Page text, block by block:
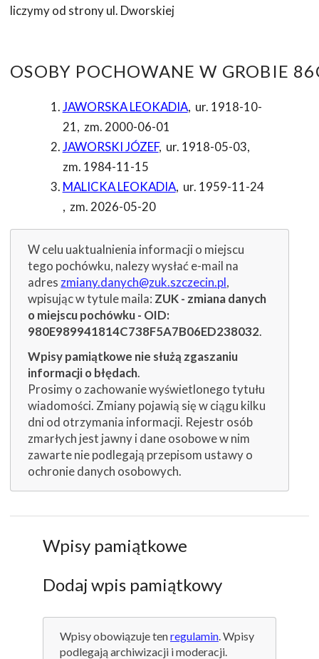
liczymy od strony ul. Dworskiej
OSOBY POCHOWANE W GROBIE
JAWORSKA LEOKADIA, ur. 1918-10-
21, zm. 2000-06-01
JAWORSKI JÓZEF, ur. 1918-05-03,
zm. 1984-11-15
MALICKA LEOKADIA, ur. 1959-11-24
, zm. 2026-05-20
W celu uaktualnienia informacji o miejscu
tego pochówku, nalezy wysłać e-mail na
adres zmiany.danych@zuk.szczecin.pl,
wpisując w tytule maila: ZUK - zmiana danych
o miejscu pochówku - OID:
980E989941814C738F5A7B06ED238032.
Wpisy pamiątkowe nie służą zgaszaniu
informacji o błędach.
Prosimy o zachowanie wyświetlonego tytułu
wiadomości. Zmiany pojawią się w ciągu kilku
dni od otrzymania informacji. Rejestr osób
zmarłych jest jawny i dane osobowe w nim
zawarte nie podlegają przepisom ustawy o
ochronie danych osobowych.
Wpisy pamiątkowe
Dodaj wpis pamiątkowy
Wpisy obowiązuje tenregulamin. Wpisy
podlegają archiwizacji i moderacji.